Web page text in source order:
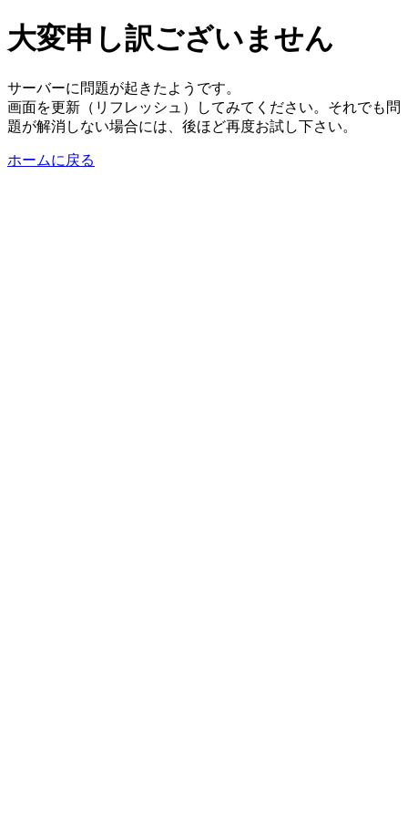
大変申し訳ございません
サーバーに問題が起きたようです。
画面を更新（リフレッシュ）してみてください。それでも問
題が解消しない場合には、後ほど再度お試し下さい。
ホームに戻る